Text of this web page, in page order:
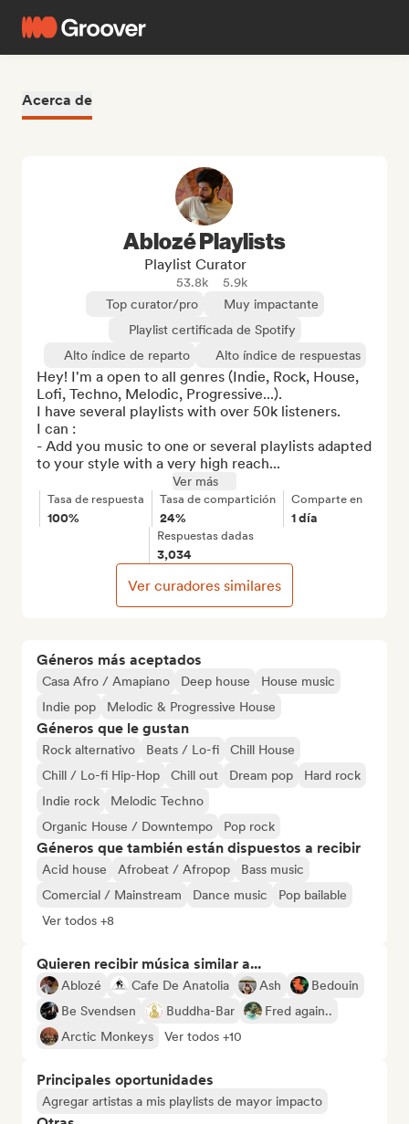
Acerca de
Géneros más aceptados
Casa Afro / Amapiano Deep house
House music
Indie pop
Melodic & Progressive House
Géneros que le gustan
Rock alternativo Beats / Lo-fi
Chill House
Chill / Lo-fi Hip-Hop
Chill out Dream pop
Hard rock
Indie rock
Melodic Techno
Organic House / Downtempo
Pop rock
Géneros que también están dispuestos a recibir
Acid house Afrobeat / Afropop
Bass music
Comercial / Mainstream
Dance music
Pop bailable
Ver todos +8
Quieren recibir música similar a...
Ablozé Cafe De Anatolia Ash
Bedouin
Be Svendsen
Buddha-Bar
Fred again..
Arctic Monkeys
Ver todos +10
Principales oportunidades
Agregar artistas a mis playlists de mayor impacto
Ablozé Playlists
Playlist Curator
53.8k
5.9k
Top curator/pro
Muy impactante
Playlist certificada de Spotify
Alto índice de reparto
Alto índice de respuestas
Hey! I'm a open to all genres (Indie, Rock, House,
Lofi, Techno, Melodic, Progressive...).
I have several playlists with over 50k listeners.
I can :
- Add you music to one or several playlists adapted
to your style with a very high reach...
Ver más
Tasa de respuesta
100%
Tasa de compartición
24%
Comparte en
1 día
Respuestas dadas
3,034
Ver curadores similares